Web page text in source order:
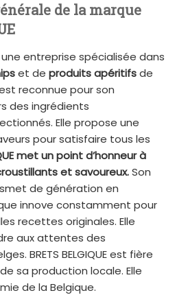
de la marque
une entreprise spécialisée dans
et de produits apéritifsde
reconnue pour son
des ingrédients
Elle propose une
pour satisfaire tous les
met un point d’honneur à
et savoureux.Son
de génération en
innove constamment pour
recettes originales. Elle
aux attentes des
BRETS BELGIQUE est fière
sa production locale. Elle
de la Belgique.